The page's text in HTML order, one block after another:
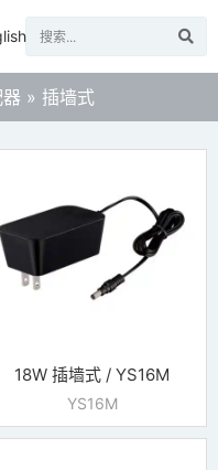
» 插墙式
18W 插墙式 / YS16M
YS16M